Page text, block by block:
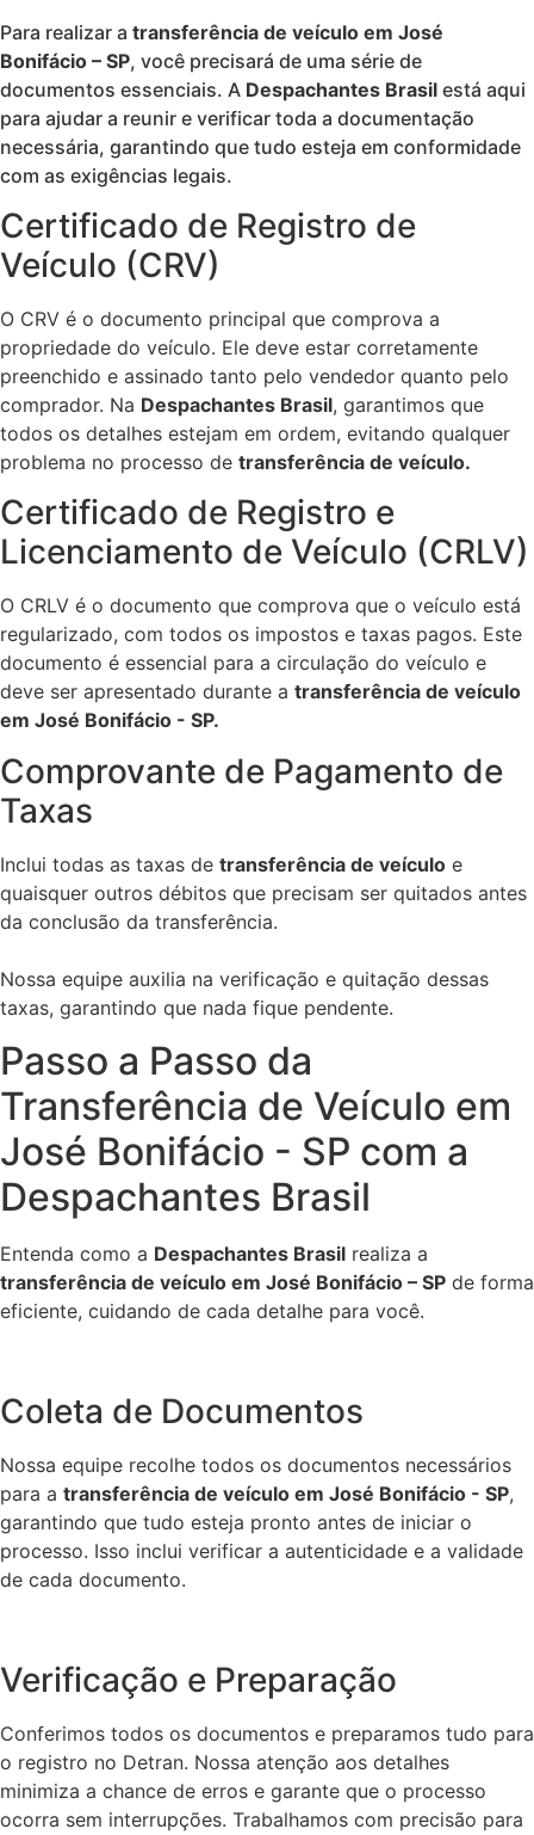
Para realizar a transferência de veículo em José
Bonifácio – SP, você precisará de uma série de
documentos essenciais. A Despachantes Brasil está aqui
para ajudar a reunir e verificar toda a documentação
necessária, garantindo que tudo esteja em conformidade
com as exigências legais.
Certificado de Registro de
Veículo (CRV)
O CRV é o documento principal que comprova a
propriedade do veículo. Ele deve estar corretamente
preenchido e assinado tanto pelo vendedor quanto pelo
comprador. Na Despachantes Brasil, garantimos que
todos os detalhes estejam em ordem, evitando qualquer
problema no processo de transferência de veículo.
Certificado de Registro e
Licenciamento de Veículo (CRLV)
O CRLV é o documento que comprova que o veículo está
regularizado, com todos os impostos e taxas pagos. Este
documento é essencial para a circulação do veículo e
deve ser apresentado durante a transferência de veículo
em José Bonifácio - SP.
Comprovante de Pagamento de
Taxas
Inclui todas as taxas de transferência de veículo e
quaisquer outros débitos que precisam ser quitados antes
da conclusão da transferência.
Nossa equipe auxilia na verificação e quitação dessas
taxas, garantindo que nada fique pendente.
Passo a Passo da
Transferência de Veículo em
José Bonifácio - SP com a
Despachantes Brasil
Entenda como a Despachantes Brasil realiza a
transferência de veículo em José Bonifácio – SP de forma
eficiente, cuidando de cada detalhe para você.
Coleta de Documentos
Nossa equipe recolhe todos os documentos necessários
para a transferência de veículo em José Bonifácio - SP,
garantindo que tudo esteja pronto antes de iniciar o
processo. Isso inclui verificar a autenticidade e a validade
de cada documento.
Verificação e Preparação
Conferimos todos os documentos e preparamos tudo para
o registro no Detran. Nossa atenção aos detalhes
minimiza a chance de erros e garante que o processo
ocorra sem interrupções. Trabalhamos com precisão para